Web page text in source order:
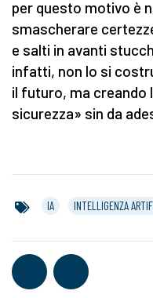
per questo motivo è
smascherare
e salti in avanti
infatti, non lo si
il futuro, ma creando
sicurezza» sin da
IA INTELLIGENZA